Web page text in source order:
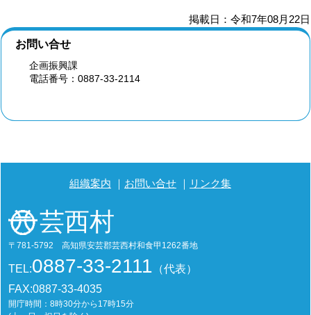
掲載日：令和7年08月22日
お問い合せ
企画振興課
電話番号：0887-33-2114
組織案内 お問い合せ リンク集
芸西村
〒781-5792 高知県安芸郡芸西村和食甲1262番地
TEL:0887-33-2111 （代表）
FAX:0887-33-4035
開庁時間：8時30分から17時15分